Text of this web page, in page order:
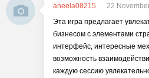
aneela08215
22
Эта игра предлагает
бизнесом с элементами
интерфейс, интересные
возможность
каждую сессию